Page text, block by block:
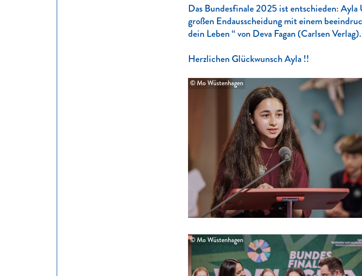
Das Bundesfinale 2025 ist entschieden: Ayla
großen Endausscheidung mit einem
dein Leben “ von Deva Fagan (Carlsen Verlag).
Herzlichen Glückwunsch Ayla !!
© Mo Wüstenhagen
© Mo Wüstenhagen